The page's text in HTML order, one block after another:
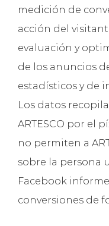
medición de
acción del
evaluación y
de los anuncios
estadísticos y de
Los datos
ARTESCO por el
no permiten a
sobre la persona
Facebook
conversiones de